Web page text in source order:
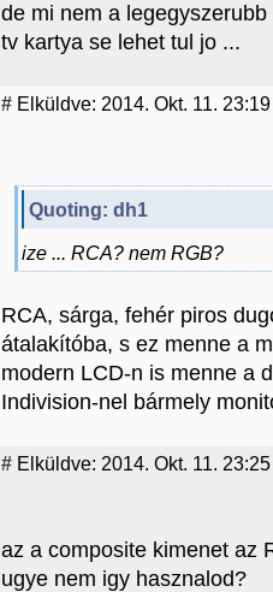
de mi nem a
tv kartya se lehet tul jo ...
# Elküldve: 2014. Okt. 11. 23:19
Quoting: dh1
ize ... RCA? nem RGB?
RCA, sárga, fehér piros
átalakítóba, s ez menne a
modern LCD-n is menne a
Indivision-nel bármely
# Elküldve: 2014. Okt. 11. 23:25
az a composite kimenet az
ugye nem igy hasznalod?